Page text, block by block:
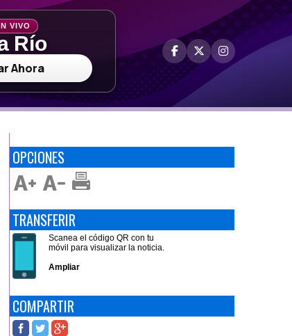
VIVO
Río
Ahora
OPCIONES
TRANSFERIR
Scanea el código QR con tu
móvil para visualizar la noticia.
Ampliar
COMPARTIR